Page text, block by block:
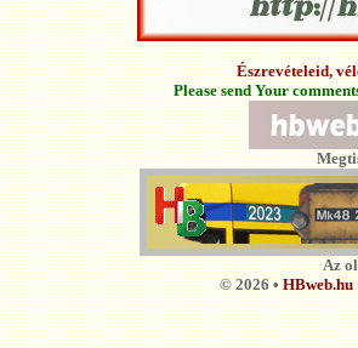
Észrevételeid,
Please send Your
Az
© 2026 •HBweb.hu